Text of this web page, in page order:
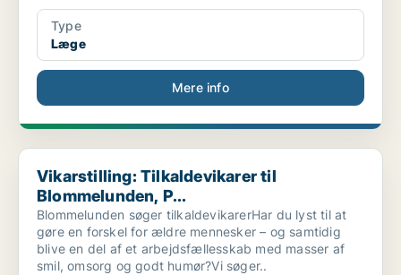
Type
Læge
Mere info
Vikarstilling: Tilkaldevikarer til Blommelunden, P...
Vikarstilling: Tilkaldevikarer til
Blommelunden, P...
Blommelunden søger tilkaldevikarerHar du lyst til at
gøre en forskel for ældre mennesker – og samtidig
blive en del af et arbejdsfællesskab med masser af
smil, omsorg og godt humør?Vi søger..